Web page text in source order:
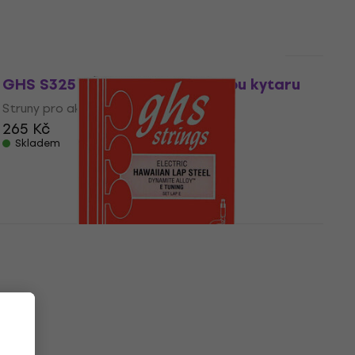
GHS S325 Struny pro akustickou kytaru
Struny pro akustickou kytaru
265 Kč
Skladem
Struny pro kytaru